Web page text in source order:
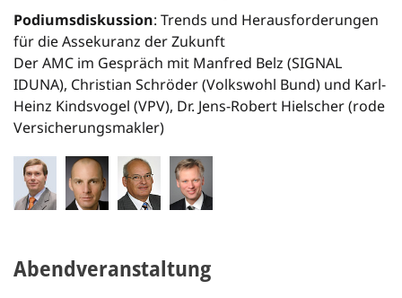
Podiumsdiskussion: Trends und Herausforderungen
für die Assekuranz der Zukunft
Der AMC im Gespräch mit Manfred Belz (SIGNAL
IDUNA), Christian Schröder (Volkswohl Bund) und Karl-
Heinz Kindsvogel (VPV), Dr. Jens-Robert Hielscher (rode
Versicherungsmakler)
Abendveranstaltung